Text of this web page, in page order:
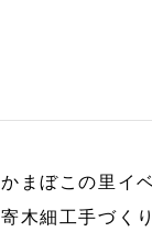
かまぼこの里イ
寄木細工手づく